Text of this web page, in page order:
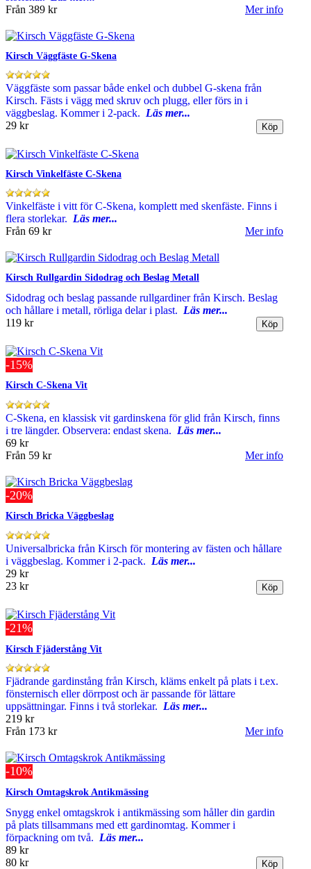
Från 389 kr Mer info
Kirsch Väggfäste G-Skena
Väggfäste som passar både enkel och dubbel G-skena från
Kirsch. Fästs i vägg med skruv och plugg, eller förs in i
väggbeslag. Kommer i 2-pack. Läs mer...
29 kr
Kirsch Vinkelfäste C-Skena
Vinkelfäste i vitt för C-Skena, komplett med skenfäste. Finns i
flera storlekar. Läs mer...
Från 69 kr Mer info
Kirsch Rullgardin Sidodrag och Beslag Metall
Sidodrag och beslag passande rullgardiner från Kirsch. Beslag
och hållare i metall, rörliga delar i plast. Läs mer...
119 kr
-15%
Kirsch C-Skena Vit
C-Skena, en klassisk vit gardinskena för glid från Kirsch, finns
i tre längder. Observera: endast skena. Läs mer...
69 kr
Från 59 kr Mer info
-20%
Kirsch Bricka Väggbeslag
Universalbricka från Kirsch för montering av fästen och hållare
i väggbeslag. Kommer i 2-pack. Läs mer...
29 kr
23 kr
-21%
Kirsch Fjäderstång Vit
Fjädrande gardinstång från Kirsch, kläms enkelt på plats i t.ex.
fönsternisch eller dörrpost och är passande för lättare
uppsättningar. Finns i två storlekar. Läs mer...
219 kr
Från 173 kr Mer info
-10%
Kirsch Omtagskrok Antikmässing
Snygg enkel omtagskrok i antikmässing som håller din gardin
på plats tillsammans med ett gardinomtag. Kommer i
förpackning om två. Läs mer...
89 kr
80 kr